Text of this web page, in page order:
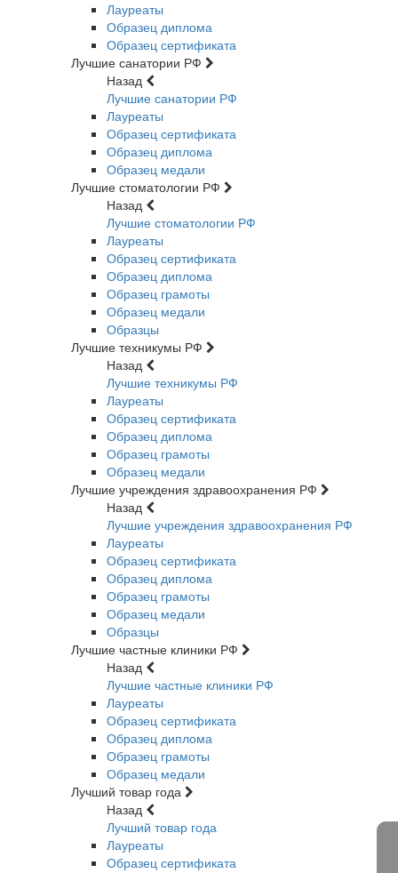
Лауреаты
Образец диплома
Образец сертификата
Лучшие санатории РФ
Назад
Лучшие санатории РФ
Лауреаты
Образец сертификата
Образец диплома
Образец медали
Лучшие стоматологии РФ
Назад
Лучшие стоматологии РФ
Лауреаты
Образец сертификата
Образец диплома
Образец грамоты
Образец медали
Образцы
Лучшие техникумы РФ
Назад
Лучшие техникумы РФ
Лауреаты
Образец сертификата
Образец диплома
Образец грамоты
Образец медали
Лучшие учреждения здравоохранения РФ
Назад
Лучшие учреждения здравоохранения РФ
Лауреаты
Образец сертификата
Образец диплома
Образец грамоты
Образец медали
Образцы
Лучшие частные клиники РФ
Назад
Лучшие частные клиники РФ
Лауреаты
Образец сертификата
Образец диплома
Образец грамоты
Образец медали
Лучший товар года
Назад
Лучший товар года
Лауреаты
Образец сертификата